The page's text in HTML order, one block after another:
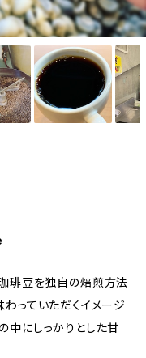
琲豆を独自の焙煎方法
わっていただくイメージ
中にしっかりとした甘